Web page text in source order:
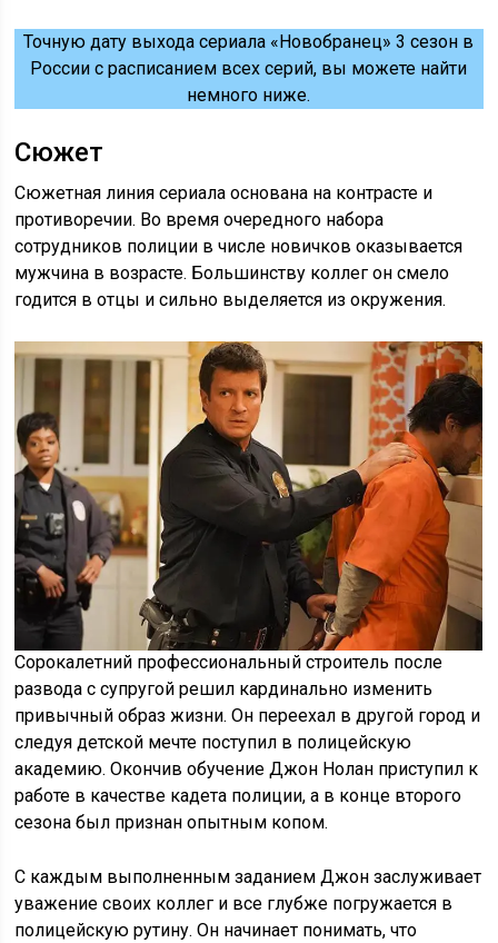
Точную дату выхода сериала «Новобранец» 3 сезон в
России с расписанием всех серий, вы можете найти
немного ниже.
Сюжет
Сюжетная линия сериала основана на контрасте и
противоречии. Во время очередного набора
сотрудников полиции в числе новичков оказывается
мужчина в возрасте. Большинству коллег он смело
годится в отцы и сильно выделяется из окружения.
Сорокалетний профессиональный строитель после
развода с супругой решил кардинально изменить
привычный образ жизни. Он переехал в другой город и
следуя детской мечте поступил в полицейскую
академию. Окончив обучение Джон Нолан приступил к
работе в качестве кадета полиции, а в конце второго
сезона был признан опытным копом.
С каждым выполненным заданием Джон заслуживает
уважение своих коллег и все глубже погружается в
полицейскую рутину. Он начинает понимать, что